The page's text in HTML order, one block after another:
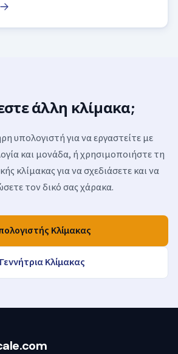
άλλη κλίμακα;
υπολογιστή για να εργαστείτε με
και μονάδα, ή χρησιμοποιήστε τη
κλίμακας για να σχεδιάσετε και να
τον δικό σας χάρακα.
Κλίμακας
Γεννήτρια Κλίμακας